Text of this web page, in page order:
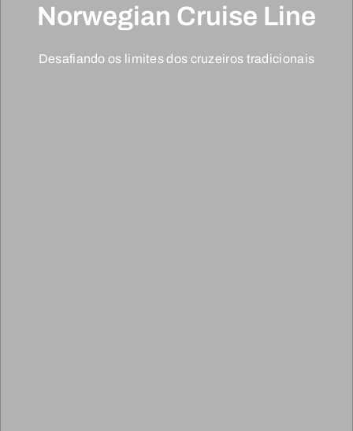
Norwegian Cruise Line
Desafiando os limites dos cruzeiros tradicionais